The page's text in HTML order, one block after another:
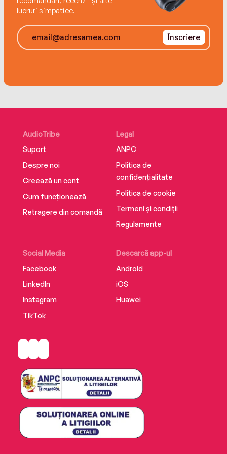
lucruri simpatice.
Înscriere
AudioTribe
Suport
Despre noi
Creează un cont
Cum funcționează
Retragere din comandă
Social Media
Facebook
LinkedIn
Instagram
TikTok
Descarcă app-ul
Android
iOS
Huawei
Legal
ANPC
Politica de
confidențialitate
Politica de cookie
Termeni și condiții
Regulamente